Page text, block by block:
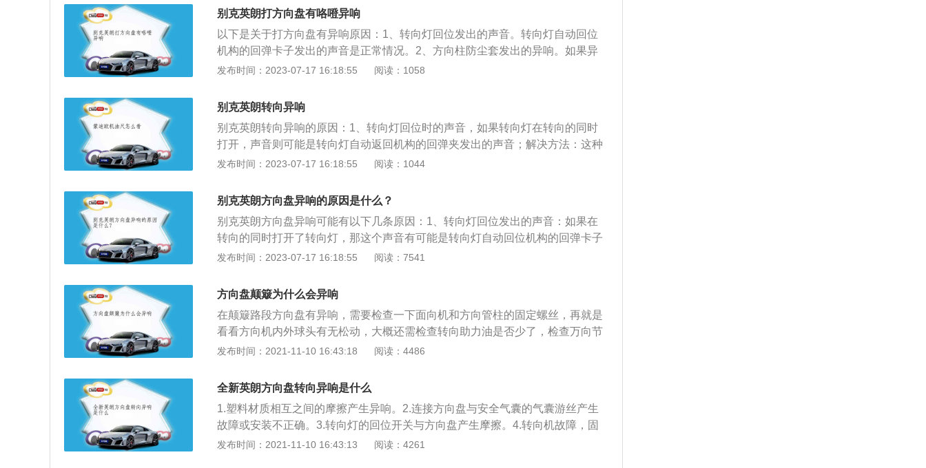
理。4、底盘悬架平衡杆凸耳的橡胶套老化硬化。当橡胶套硬化老化时，有时会
引起汽车方向盘的晃动或异响。解决办法：更换新橡胶套的就可以了。5、平面
轴承坏了。当减震平面轴承因磨损严重而损坏时,车辆减震器在工作时会发出异常
的响声。解决办法：去4s店修理或跟换。如果我们在行驶中发现方向机咯噔咯噔
地响，那我们最好找个安全的地方停靠车辆，如果异响比较严重的话，最好打电
速，避免大幅度打方向盘，然后低速将车行驶至附近的4S店或维修厂进行检修，
不可再冒险继续前行。
别克英朗打方向盘有咯噔异响
以下是关于打方向盘有异响原因：1、转向灯回位发出的声音。转向灯自动回位
机构的回弹卡子发出的声音是正常情况。2、方向柱防尘套发出的异响。如果异
响从方向盘下方传来，可能是方向柱防尘套发出的异响，由于方向柱防尘套缺少
大概率是方向盘里的气囊游丝造成，意味气囊游丝损坏需更换。别克英朗是上汽
通用汽车下的一款汽车。全新英朗秉承别克“动感流畅”的设计语言，汲取Riviera
概念车的经典元素，车身造型富有运动气息而不失稳重，呈现出全新英朗大气简
约、优雅动感的风格。全新飞翼式镀铬进气格栅,黑色钢琴竖格栅与高亮镀铬飞翼
格栅的组合，让车头的视觉中心自然而然地聚焦于车标之上。同时飞翼格栅横向
+48V轻混动发动机与经典的1.5LDVVT四缸发动机的配备，全面兼顾动力、油耗
与良好的驾驶体验，多样选择满足不同消费者的需求，带给你高效敏捷的动力体
验。
发布时间：2023-07-17 16:18:55 阅读：1058
别克英朗转向异响
别克英朗转向异响的原因：1、转向灯回位时的声音，如果转向灯在转向的同时
打开，声音则可能是转向灯自动返回机构的回弹夹发出的声音；解决方法：这种
情况需要车主确认。如果是这声音，这是正常的。有时能听到不止一种声音。那
发出异常声音，如果来自方向盘下，可能是转向柱防尘套发出的异常声音。由于
方向柱防尘套缺乏润滑，会产生摩擦声；解决方法：在此情况下，只需在防尘套
上涂些黄油，异常噪音就会消失；3、方向盘发出的异常噪音，如果来自方向
盘，则问题很可能是由方向盘中的气囊游丝引起的；解决方法：拆下方向盘安全
气囊游丝，涂上一些黄油，看看它是否还在响。如果响，则是气囊游丝损坏，更
震器平面轴承缺油造成的。打开前盖，听听是否有噪音从减震器的顶部发出。然
后就会知道噪音是不是从减震器的平面轴承发出的；解决方法：减震器的平面轴
承有噪音，可以在飞机轴承上涂些黄油。如果涂后还是有噪音，只能更换；5、
损坏。平衡杆胶的松动或损坏不仅会在撞击方向时发出噪音，而且会在穿过不平
损坏，则只能更换。6、新手操作不当导致产生异响；解决方法：正确操作车
辆；7、摩擦产生异响、固定螺丝没有拧紧，或者是安装不正确等故障；解决方
法：在摩擦处添涂润滑油、拧紧螺丝，或重新正确安装相关零部件即可；8、原
地打方向，在承受车身重量的同时，前轮还要移动转向，会加剧轮胎的磨损。只
发布时间：2023-07-17 16:18:55 阅读：1044
别克英朗方向盘异响的原因是什么？
别克英朗方向盘异响可能有以下几条原因：1、转向灯回位发出的声音：如果在
转向的同时打开了转向灯，那这个声音有可能是转向灯自动回位机构的回弹卡子
发出的声音，属于正常情况。2、方向柱防尘套发出的异响：如果异响从方向盘
滑，那么就会产生摩擦的声音。3、方向盘里传出的异响：如果异响从方向盘里
传出，那么很大概率是因为方向盘里的气囊游丝出现了问题。4、减震器平面轴
承发出异响：如果异响来源在车外，那么有可能是减震器的平面轴承缺油发出的
声音。5、平衡杆发出的异响：如果不是减震器传出的声音，那么要检查一下平
衡杆胶有没有出现松动或损坏的现象，平衡杆胶松动、损坏不但会在打方向时
发布时间：2023-07-17 16:18:55 阅读：7541
方向盘颠簸为什么会异响
在颠簸路段方向盘有异响，需要检查一下面向机和方向管柱的固定螺丝，再就是
看看方向机内外球头有无松动，大概还需检查转向助力油是否少了，检查万向节
有没问题。颠簸咯噔异响和偏向盘发抖大概与转向轴花键间歇大、转向轴万向节
持轴承等悬架体系妨碍相关，维修站需逐一稽查各个部位，查找妨碍本源，而后
举行有效的维修。检验偏向盘技巧以每小时15公里的速率在相对坦荡的路面上举
行行驶，使行驶时，偏向盘要向左向右举行滚动，稽查偏向盘是否天真，有无无
回正力的环境，撒开偏向盘车辆是否会存在跑偏的征象。
发布时间：2021-11-10 16:43:18 阅读：4486
全新英朗方向盘转向异响是什么
1.塑料材质相互之间的摩擦产生异响。2.连接方向盘与安全气囊的气囊游丝产生
故障或安装不正确。3.转向灯的回位开关与方向盘产生摩擦。4.转向机故障，固
定螺丝没有拧紧或缺少润滑。5.新手应当注意，原地打方向也会导致方向盘转向
发布时间：2021-11-10 16:43:13 阅读：4261